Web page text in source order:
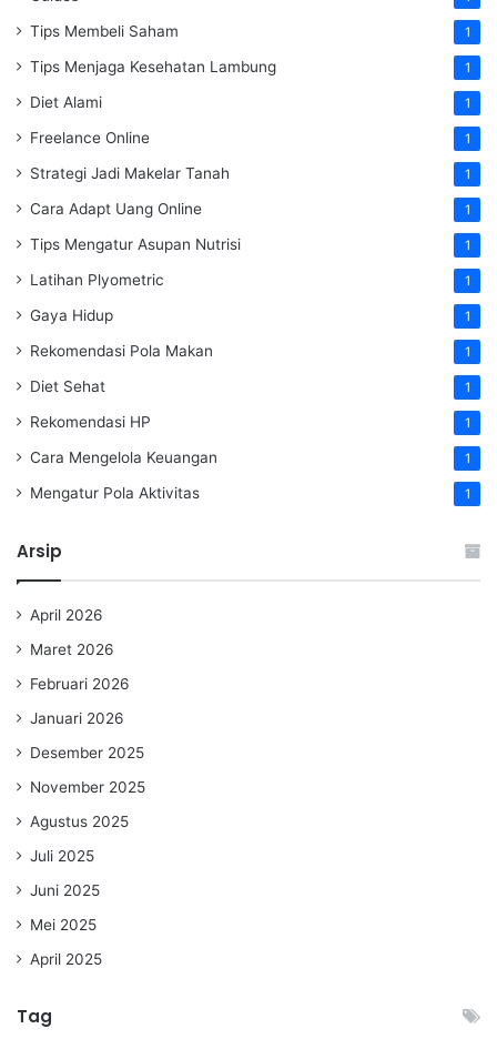
Tips Membeli Saham 1
Tips Menjaga Kesehatan Lambung 1
Diet Alami 1
Freelance Online 1
Strategi Jadi Makelar Tanah 1
Cara Adapt Uang Online 1
Tips Mengatur Asupan Nutrisi 1
Latihan Plyometric 1
Gaya Hidup 1
Rekomendasi Pola Makan 1
Diet Sehat 1
Rekomendasi HP 1
Cara Mengelola Keuangan 1
Mengatur Pola Aktivitas 1
Arsip
April 2026
Maret 2026
Februari 2026
Januari 2026
Desember 2025
November 2025
Agustus 2025
Juli 2025
Juni 2025
Mei 2025
April 2025
Tag